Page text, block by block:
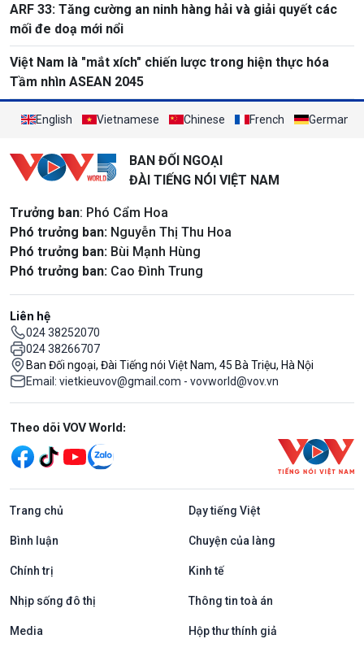
ARF 33: Tăng cường an ninh hàng hải và giải quyết các
mối đe doạ mới nổi
Việt Nam là "mắt xích" chiến lược trong hiện thực hóa
Tầm nhìn ASEAN 2045
English Vietnamese Chinese French German
BAN ĐỐI NGOẠI
ĐÀI TIẾNG NÓI VIỆT NAM
Trưởng ban: Phó Cẩm Hoa
Phó trưởng ban: Nguyễn Thị Thu Hoa
Phó trưởng ban: Bùi Mạnh Hùng
Phó trưởng ban: Cao Đình Trung
Liên hệ
024 38252070
024 38266707
Ban Đối ngoại, Đài Tiếng nói Việt Nam, 45 Bà Triệu, Hà Nội
Email: vietkieuvov@gmail.com - vovworld@vov.vn
Mạng xã hội
Theo dõi VOV World:
Trang chủ Dạy tiếng Việt
Bình luận Chuyện của làng
Chính trị Kinh tế
Nhịp sống đô thị Thông tin toà án
Media Hộp thư thính giả